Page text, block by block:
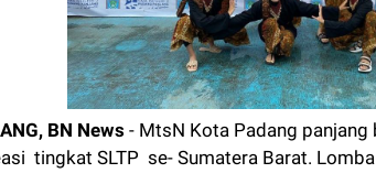
BN News - MtsN Kota Padang panjang
tingkat SLTP se- Sumatera Barat.